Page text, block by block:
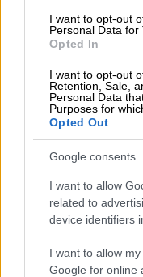
I want to opt-out
Personal Data for
Opted In
I want to opt-out
Retention, Sale,
Personal Data
Purposes for
Opted Out
Google consents
I want to allow
related to
device identifiers
I want to allow
Google for online
«Μια
πολύ καλά. Σε
κάτι τόσο
τους αρέσει να
τώρα;Στο Μπαλί
φέρεις στην
πρώτον
πρόστιμο και
αναγκαστική
κρατητήριο
είχα μαζί μου –
είχαν τίποτα
κάνναβης» είπε